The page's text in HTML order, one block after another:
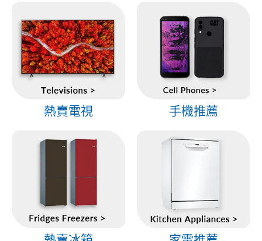
熱賣電視 手機推薦